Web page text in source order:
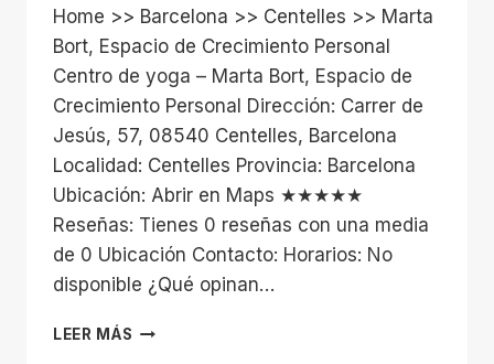
Home >> Barcelona >> Centelles >> Marta
Bort, Espacio de Crecimiento Personal
Centro de yoga – Marta Bort, Espacio de
Crecimiento Personal Dirección: Carrer de
Jesús, 57, 08540 Centelles, Barcelona
Localidad: Centelles Provincia: Barcelona
Ubicación: Abrir en Maps ★★★★★
Reseñas: Tienes 0 reseñas con una media
de 0 Ubicación Contacto: Horarios: No
disponible ¿Qué opinan…
LEER MÁS MARTA